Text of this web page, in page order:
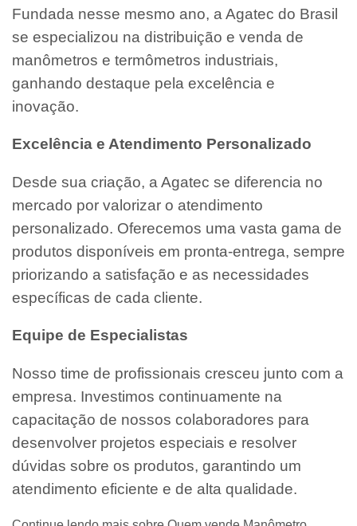
Fundada nesse mesmo ano, a Agatec do Brasil
se especializou na distribuição e venda de
manômetros e termômetros industriais,
ganhando destaque pela excelência e
inovação.
Excelência e Atendimento Personalizado
Desde sua criação, a Agatec se diferencia no
mercado por valorizar o atendimento
personalizado. Oferecemos uma vasta gama de
produtos disponíveis em pronta-entrega, sempre
priorizando a satisfação e as necessidades
específicas de cada cliente.
Equipe de Especialistas
Nosso time de profissionais cresceu junto com a
empresa. Investimos continuamente na
capacitação de nossos colaboradores para
desenvolver projetos especiais e resolver
dúvidas sobre os produtos, garantindo um
atendimento eficiente e de alta qualidade.